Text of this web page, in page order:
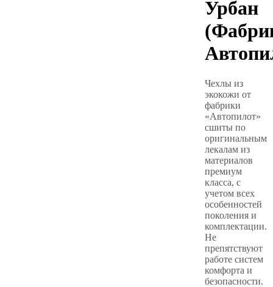
Урбан
Чехлы из
экокожи от
фабрики
«Автопилот»
сшиты по
оригинальным
лекалам из
материалов
премиум
класса, с
учетом всех
особенностей
поколения и
комплектации.
Не
препятствуют
работе систем
комфорта и
безопасности.